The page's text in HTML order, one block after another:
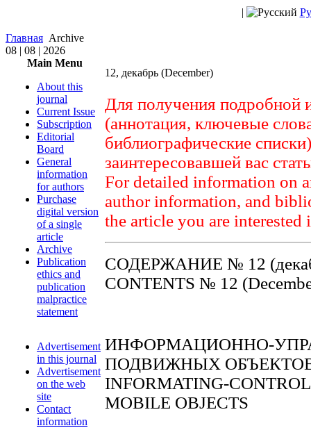
|
Главная Archive
08 | 08 | 2026
Main Menu
About this
journal
Current Issue
Subscription
Editorial
Board
General
information
for authors
Purchase
digital version
of a single
article
Archive
Publication
ethics and
publication
malpractice
statement
Advertisement
in this journal
Advertisement
on the web
site
Contact
information
12, декабрь (December)
Для получения подробной
(аннотация, ключевые
библиографические
заинтересовавшей вас
For detailed information on
author information, and
the article you are interested
СОДЕРЖАНИЕ № 12
CONTENTS № 12
ИНФОРМАЦИОННО-
ПОДВИЖНЫХ
INFORMATING-
MOBILE OBJECTS